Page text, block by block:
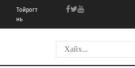
Тойрогт
нь